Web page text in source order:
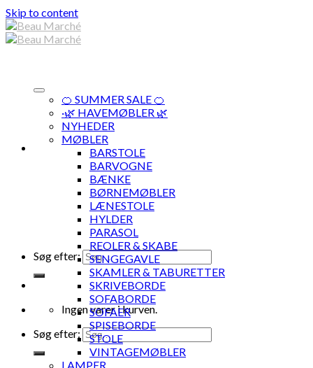
Skip to content
Søg efter:
Ingen varer i kurven.
Søg efter:
🍊 SUMMER SALE 🍊
·🌿 HAVEMØBLER 🌿
NYHEDER
MØBLER
BARSTOLE
BARVOGNE
BÆNKE
BØRNEMØBLER
LÆNESTOLE
HYLDER
PARASOL
REOLER & SKABE
SENGEGAVLE
SKAMLER & TABURETTER
SKRIVEBORDE
SOFABORDE
SOFAER
SPISEBORDE
STOLE
VINTAGEMØBLER
LAMPER